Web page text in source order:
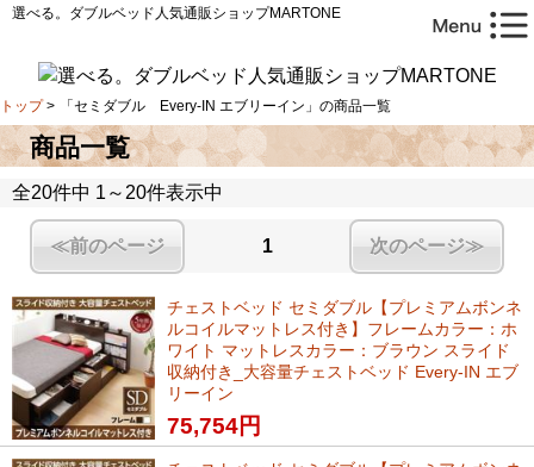
選べる。ダブルベッド人気通販ショップMARTONE
トップ > 「セミダブル Every-IN エブリーイン」の商品一覧
商品一覧
全20件中 1～20件表示中
≪前のページ 1 次のページ≫
チェストベッド セミダブル【プレミアムボンネ
ルコイルマットレス付き】フレームカラー：ホ
ワイト マットレスカラー：ブラウン スライド
収納付き_大容量チェストベッド Every-IN エブ
リーイン
75,754円